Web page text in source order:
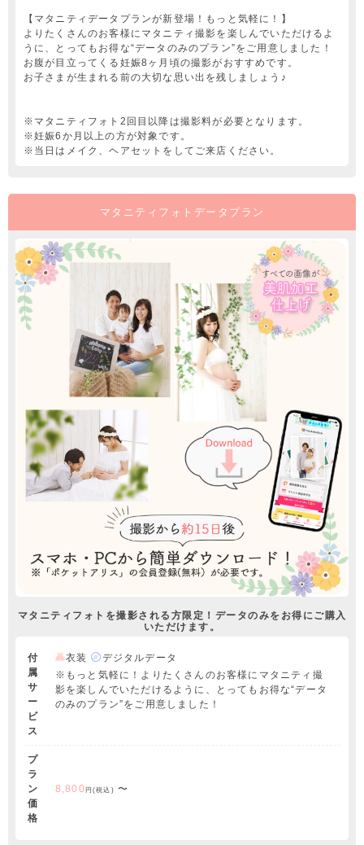
【マタニティデータプランが新登場！もっと気軽に！】
よりたくさんのお客様にマタニティ撮影を楽しんでいただけるよ
うに、とってもお得な“データのみのプラン”をご用意しました！
お腹が目立ってくる妊娠8ヶ月頃の撮影がおすすめです。
お子さまが生まれる前の大切な思い出を残しましょう♪
※マタニティフォト2回目以降は撮影料が必要となります。
※妊娠6か月以上の方が対象です。
※当日はメイク、ヘアセットをしてご来店ください。
マタニティフォトデータプラン
マタニティフォトを撮影される方限定！データのみをお得にご購入
いただけます。
付
属
サ
ー
ビ
ス
衣装
デジタルデータ
※もっと気軽に！よりたくさんのお客様にマタニティ撮
影を楽しんでいただけるように、とってもお得な“データ
のみのプラン”をご用意しました！
プ
ラ
ン
価
格
8,800 円(税込) 〜